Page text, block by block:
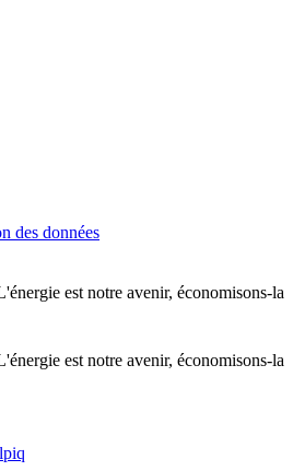
des données
est notre avenir, économisons-la
est notre avenir, économisons-la